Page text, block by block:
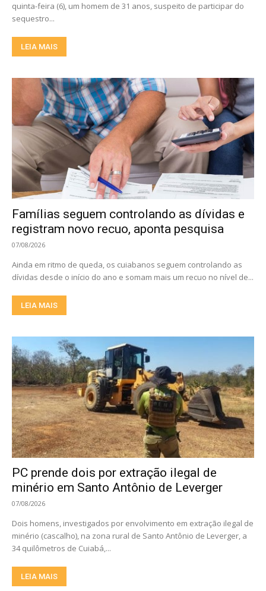
quinta-feira (6), um homem de 31 anos, suspeito de participar do
sequestro...
LEIA MAIS
Famílias seguem controlando as dívidas e
registram novo recuo, aponta pesquisa
07/08/2026
Ainda em ritmo de queda, os cuiabanos seguem controlando as
dívidas desde o início do ano e somam mais um recuo no nível de...
LEIA MAIS
PC prende dois por extração ilegal de
minério em Santo Antônio de Leverger
07/08/2026
Dois homens, investigados por envolvimento em extração ilegal de
minério (cascalho), na zona rural de Santo Antônio de Leverger, a
34 quilômetros de Cuiabá,...
LEIA MAIS